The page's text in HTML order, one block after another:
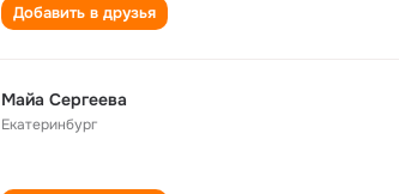
Добавить в друзья
Майа Сергеева
Екатеринбург